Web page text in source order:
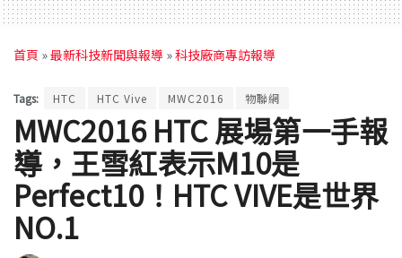
首頁 »最新科技新聞與報導 »科技廠商專訪報導
Tags: HTC HTC Vive MWC2016 物聯網
MWC2016 HTC 展場第一手報
導，王雪紅表示M10是
Perfect10！HTC VIVE是世界
NO.1